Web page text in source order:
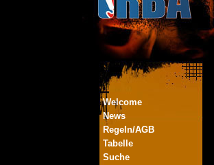
Welcome
News
Regeln/AGB
Tabelle
Suche